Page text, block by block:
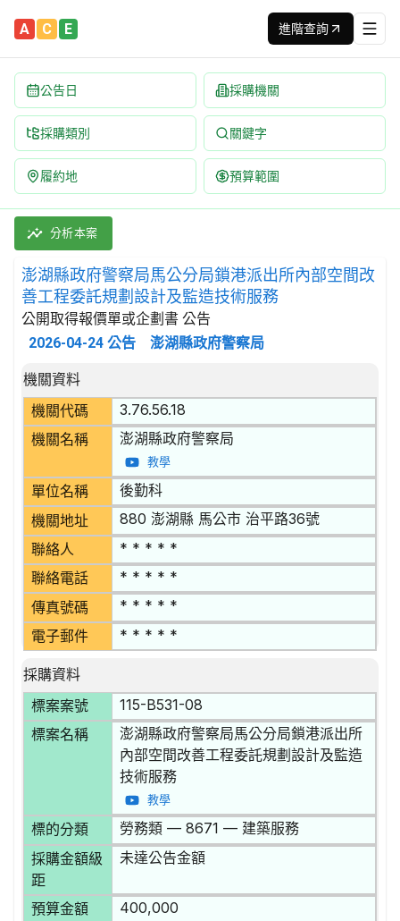
A C E 進階查詢
公告日 採購機關
採購類別 關鍵字
履約地 預算範圍
澎湖縣政府警察局馬公分局鎖港派出所內部空間改善工程委
採購類別：勞務類 建築服務 | 招標方式：公開取得報價單
分析本案
澎湖縣政府警察局馬公分局鎖港派出所內部空間改
善工程委託規劃設計及監造技術服務
公開取得報價單或企劃書 公告
2026-04-24 公告 澎湖縣政府警察局
招標公告詳細內容
機關資料
機關代碼
3.76.56.18
機關名稱 澎湖縣政府警察局
教學
單位名稱 後勤科
機關地址 880 澎湖縣 馬公市 治平路36號
聯絡人 * * * * *
聯絡電話 * * * * *
傳真號碼 * * * * *
電子郵件 * * * * *
採購資料
標案案號
115-B531-08
標案名稱
澎湖縣政府警察局馬公分局鎖港派出所
內部空間改善工程委託規劃設計及監造
技術服務
教學
標的分類 勞務類 — 8671 — 建築服務
採購金額級
距
未達公告金額
預算金額 400,000